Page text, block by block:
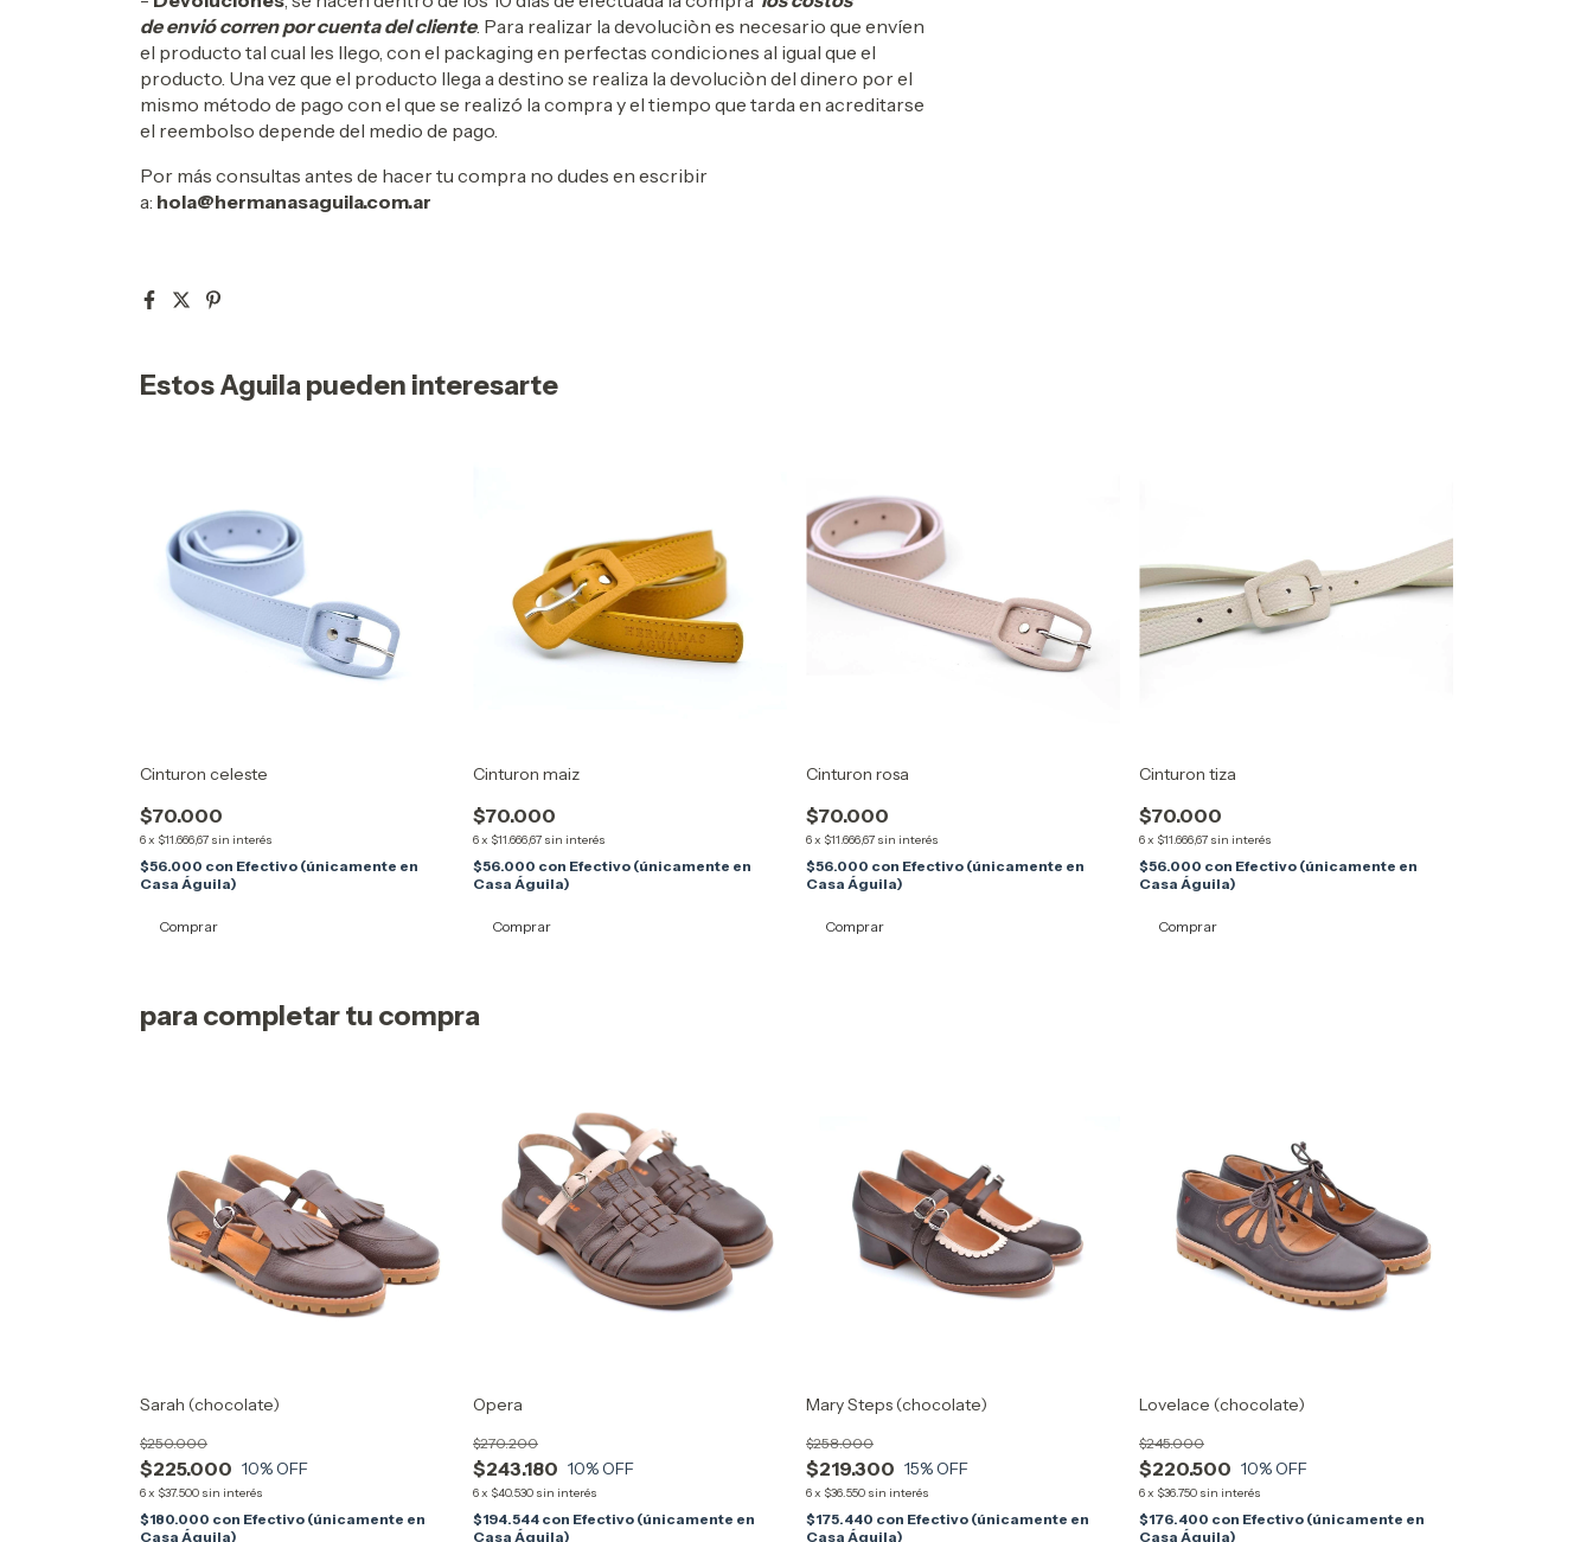
de envió corren por cuenta del cliente. Para realizar la devoluciòn es necesario que envíen
el producto tal cual les llego, con el packaging en perfectas condiciones al igual que el
producto. Una vez que el producto llega a destino se realiza la devoluciòn del dinero por el
mismo método de pago con el que se realizó la compra y el tiempo que tarda en acreditarse
el reembolso depende del medio de pago.
Por más consultas antes de hacer tu compra no dudes en escribir
a: hola@hermanasaguila.com.ar
Estos Aguila pueden interesarte
Cinturon celeste
$70.000
6x $11.666,67 sin interés
$56.000 con Efectivo (únicamente en
Casa Águila)
Comprar
Cinturon maiz
$70.000
6x $11.666,67 sin interés
$56.000 con Efectivo (únicamente en
Casa Águila)
Comprar
Cinturon rosa
$70.000
6x $11.666,67 sin interés
$56.000 con Efectivo (únicamente en
Casa Águila)
Comprar
Cinturon tiza
$70.000
6x $11.666,67 sin interés
$56.000 con Efectivo (únicamente en
Casa Águila)
Comprar
para completar tu compra
Sarah (chocolate)
$225.000
$250.000
10% OFF
6x $37.500 sin interés
$180.000 con Efectivo (únicamente en
Casa Águila)
Opera
$243.180
$270.200
10% OFF
6x $40.530 sin interés
$194.544 con Efectivo (únicamente en
Casa Águila)
Mary Steps (chocolate)
$219.300
$258.000
15% OFF
6x $36.550 sin interés
$175.440 con Efectivo (únicamente en
Casa Águila)
Lovelace (chocolate)
$220.500
$245.000
10% OFF
6x $36.750 sin interés
$176.400 con Efectivo (únicamente en
Casa Águila)